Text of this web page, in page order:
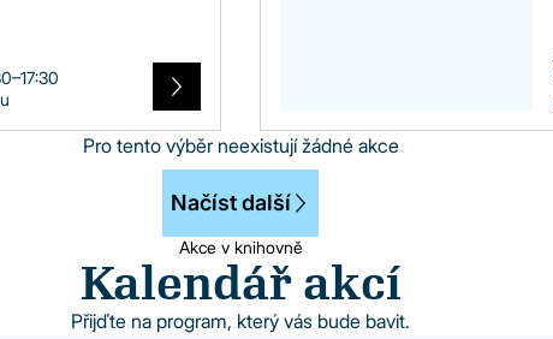
Pro tento výběr neexistují žádné akce
Načíst další
Akce v knihovně
Kalendář akcí
Přijďte na program, který vás bude bavit.